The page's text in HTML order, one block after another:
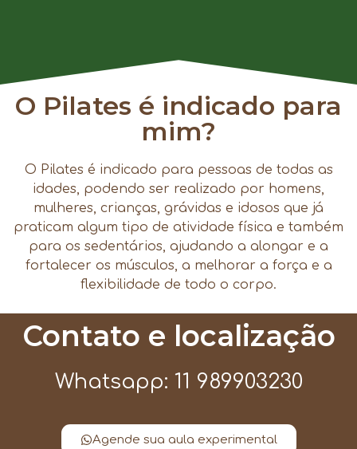
O Pilates é indicado para
mim?
O Pilates é indicado para pessoas de todas as
idades, podendo ser realizado por homens,
mulheres, crianças, grávidas e idosos que já
praticam algum tipo de atividade física e também
para os sedentários, ajudando a alongar e a
fortalecer os músculos, a melhorar a força e a
flexibilidade de todo o corpo.
Contato e localização
Whatsapp: 11 989903230
Agende sua aula experimental